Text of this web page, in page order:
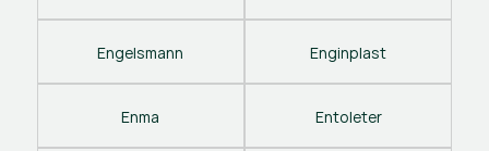
Engelsmann Enginplast
Enma Entoleter